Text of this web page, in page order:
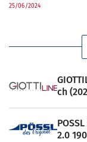
25/06/2024
ch
2.0